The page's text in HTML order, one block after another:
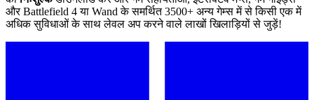
और Battlefield 4 या Wand के समर्थित 3500+ अन्य गेम्स में से किसी एक में
अधिक सुविधाओं के साथ लेवल अप करने वाले लाखों खिलाड़ियों से जुड़ें!